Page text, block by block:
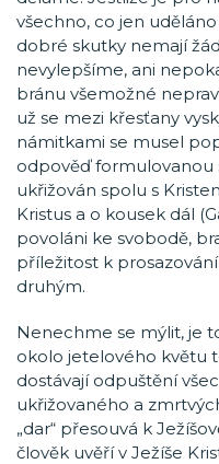
všechno, co jen
dobré skutky nemají
nevylepšíme, ani
bránu všemožné
už se mezi křesťany
námitkami se musel
odpověď formulovanou
ukřižován spolu s
Kristus a o kousek dál
povoláni ke svobodě,
příležitost k
druhým.
Nenechme se mýlit, je
okolo jetelového květu
dostávají odpuštění
ukřižovaného a
„dar“ přesouvá k
člověk uvěří v Ježíše